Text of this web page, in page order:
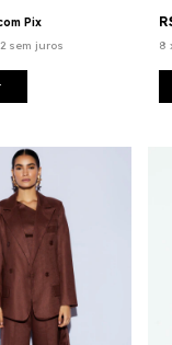
Pix
sem juros
8